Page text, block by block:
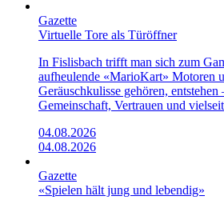
Gazette
Virtuelle Tore als Türöffner
In Fislisbach trifft man sich zum
aufheulende «Mario­Kart»­ Motoren
Geräuschkulisse gehören,
Gemeinschaft, Vertrauen und
04.08.2026
04.08.2026
Gazette
«Spielen hält jung und lebendig»